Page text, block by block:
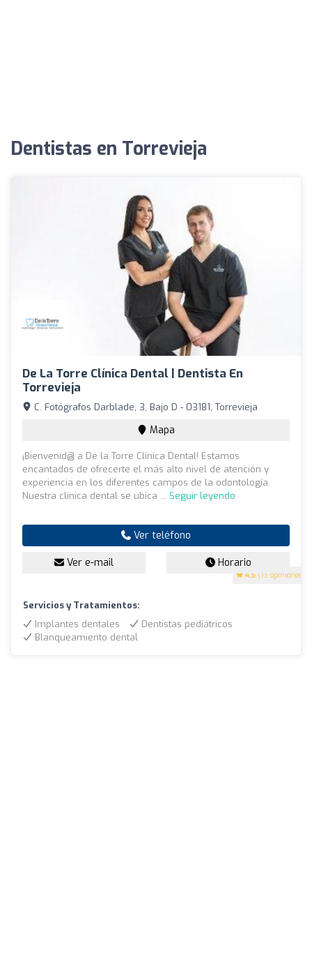
Dentistas en Torrevieja
De La Torre Clínica Dental | Dentista En
Torrevieja
4.5 (73 opiniones)
C. Fotógrafos Darblade, 3, Bajo D - 03181, Torrevieja
Mapa
¡Bienvenid@ a De la Torre Clínica Dental! Estamos
encantados de ofrecerte el más alto nivel de atención y
experiencia en los diferentes campos de la odontología.
Nuestra clínica dental se ubica ... Seguir leyendo
Ver teléfono
Ver e-mail Horario
Servicios y Tratamientos:
Implantes dentales
Dentistas pediátricos
Blanqueamiento dental